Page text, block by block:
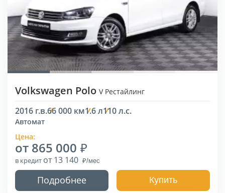
Volkswagen Polo V Рестайлинг
2016 г.в.66 000 км1.6 л110 л.с.
Автомат
Цена:
от 865 000
в кредит от 13 140
Подробнее Купить